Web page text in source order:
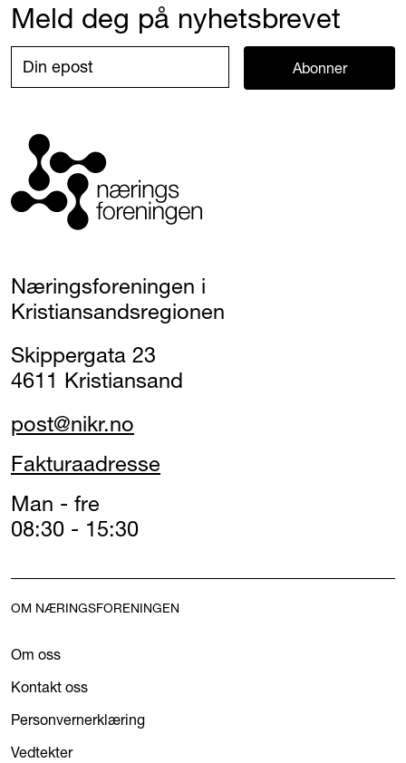
Meld deg på nyhetsbrevet
Abonner
Næringsforeningen i
Kristiansandsregionen
Skippergata 23
4611 Kristiansand
post@nikr.no
Fakturaadresse
Man - fre
08:30 - 15:30
OM NÆRINGSFORENINGEN
Om oss
Kontakt oss
Personvernerklæring
Vedtekter